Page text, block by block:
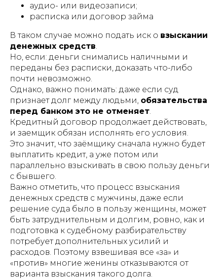
аудио- или видеозаписи;
расписка или договор займа
В таком случае можно подать иск о взыскании
денежных средств
Но, если: деньги снимались наличными и
переданы без расписки, доказать что-либо
почти невозможно.
Однако, важно понимать: даже если суд
признает долг между людьми, обязательства
перед банком это не отменяет
Кредитный договор продолжает действовать,
и заемщик обязан исполнять его условия.
Это значит, что заёмщику сначала нужно будет
выплатить кредит, а уже потом или
параллельно взыскивать в свою пользу деньги
с бывшего.
Важно отметить, что процесс взыскания
денежных средств с мужчины, даже если
решение суда было в пользу женщины, может
быть затруднительным и долгим, ровно, как и
подготовка к судебному разбирательству
потребует дополнительных усилий и
расходов. Поэтому взвешивая все «за» и
«против» многие женины отказываются от
варианта взыскания такого долга.